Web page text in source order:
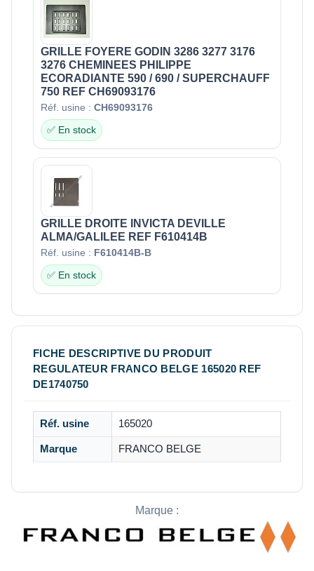
GRILLE FOYERE GODIN 3286 3277 3176
3276 CHEMINEES PHILIPPE
ECORADIANTE 590 / 690 / SUPERCHAUFF
750 REF CH69093176
Réf. usine : CH69093176
✅ En stock
GRILLE DROITE INVICTA DEVILLE
ALMA/GALILEE REF F610414B
Réf. usine : F610414B-B
✅ En stock
FICHE DESCRIPTIVE DU PRODUIT
REGULATEUR FRANCO BELGE 165020 REF
DE1740750
Réf. usine 165020
Marque FRANCO BELGE
Marque :